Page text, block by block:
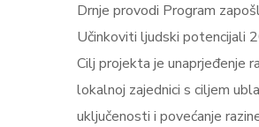
Drnje provodi Program
Učinkoviti ljudski potencijali
Cilj projekta je unaprjeđenje
lokalnoj zajednici s ciljem
uključenosti i povećanje